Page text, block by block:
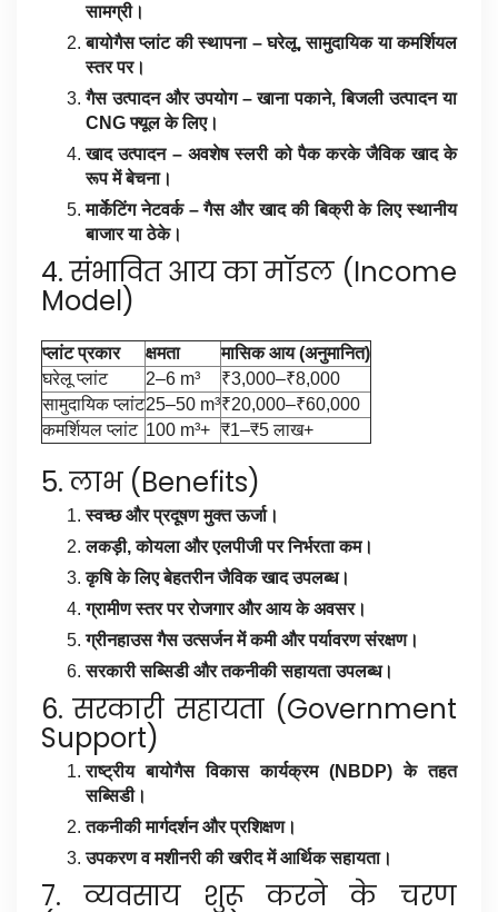
सामग्री।
बायोगैस प्लांट की स्थापना – घरेलू, सामुदायिक या कमर्शियल
स्तर पर।
गैस उत्पादन और उपयोग – खाना पकाने, बिजली उत्पादन या
CNG फ्यूल के लिए।
खाद उत्पादन – अवशेष स्लरी को पैक करके जैविक खाद के
रूप में बेचना।
मार्केटिंग नेटवर्क – गैस और खाद की बिक्री के लिए स्थानीय
बाजार या ठेके।
4. संभावित आय का मॉडल (Income
Model)
प्लांट प्रकार क्षमता
मासिक आय (अनुमानित)
घरेलू प्लांट
2–6 m³
₹3,000–₹8,000
सामुदायिक प्लांट25–50 m³₹20,000–₹60,000
कमर्शियल प्लांट 100 m³+ ₹1–₹5 लाख+
5. लाभ (Benefits)
स्वच्छ और प्रदूषण मुक्त ऊर्जा।
लकड़ी, कोयला और एलपीजी पर निर्भरता कम।
कृषि के लिए बेहतरीन जैविक खाद उपलब्ध।
ग्रामीण स्तर पर रोजगार और आय के अवसर।
ग्रीनहाउस गैस उत्सर्जन में कमी और पर्यावरण संरक्षण।
सरकारी सब्सिडी और तकनीकी सहायता उपलब्ध।
6. सरकारी सहायता (Government
Support)
राष्ट्रीय बायोगैस विकास कार्यक्रम (NBDP) के तहत
सब्सिडी।
तकनीकी मार्गदर्शन और प्रशिक्षण।
उपकरण व मशीनरी की खरीद में आर्थिक सहायता।
7. व्यवसाय शुरू करने के चरण